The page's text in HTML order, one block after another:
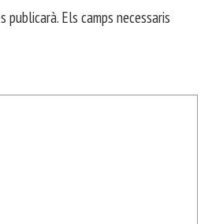
publicarà. Els camps necessaris